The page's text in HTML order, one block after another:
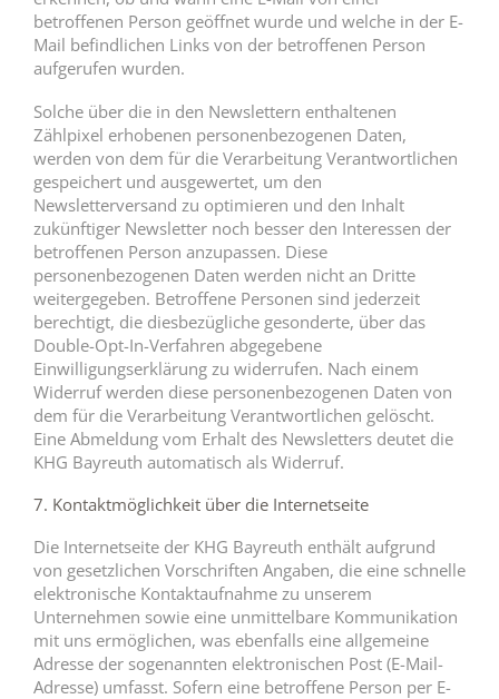
betroffenen Person geöffnet wurde und welche in der E-
Mail befindlichen Links von der betroffenen Person
aufgerufen wurden.
Solche über die in den Newslettern enthaltenen
Zählpixel erhobenen personenbezogenen Daten,
werden von dem für die Verarbeitung Verantwortlichen
gespeichert und ausgewertet, um den
Newsletterversand zu optimieren und den Inhalt
zukünftiger Newsletter noch besser den Interessen der
betroffenen Person anzupassen. Diese
personenbezogenen Daten werden nicht an Dritte
weitergegeben. Betroffene Personen sind jederzeit
berechtigt, die diesbezügliche gesonderte, über das
Double-Opt-In-Verfahren abgegebene
Einwilligungserklärung zu widerrufen. Nach einem
Widerruf werden diese personenbezogenen Daten von
dem für die Verarbeitung Verantwortlichen gelöscht.
Eine Abmeldung vom Erhalt des Newsletters deutet die
KHG Bayreuth automatisch als Widerruf.
7. Kontaktmöglichkeit über die Internetseite
Die Internetseite der KHG Bayreuth enthält aufgrund
von gesetzlichen Vorschriften Angaben, die eine schnelle
elektronische Kontaktaufnahme zu unserem
Unternehmen sowie eine unmittelbare Kommunikation
mit uns ermöglichen, was ebenfalls eine allgemeine
Adresse der sogenannten elektronischen Post (E-Mail-
Adresse) umfasst. Sofern eine betroffene Person per E-